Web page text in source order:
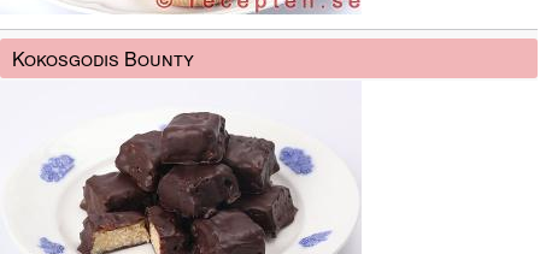
Kokosgodis Bounty